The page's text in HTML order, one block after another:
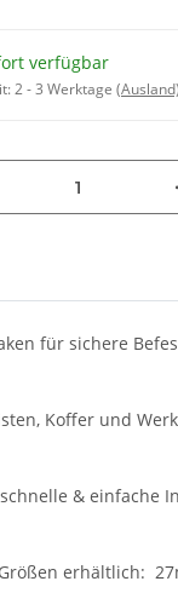
verfügbar
2 - 3 Werktage (Ausland)
für sichere
Koffer und
& einfache
erhältlich: